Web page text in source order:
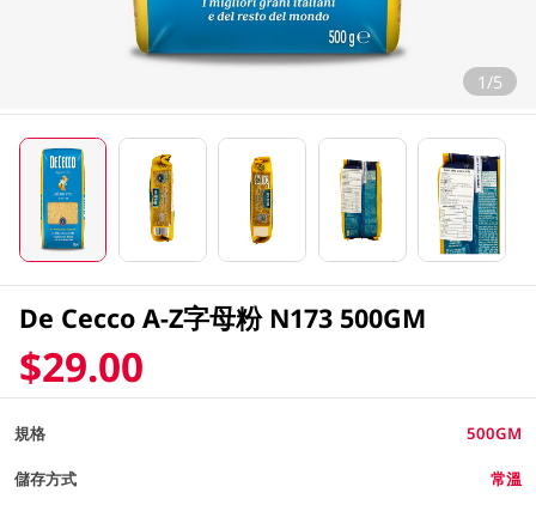
1/5
De Cecco A-Z字母粉 N173 500GM
$29.00
規格 500GM
儲存方式 常溫